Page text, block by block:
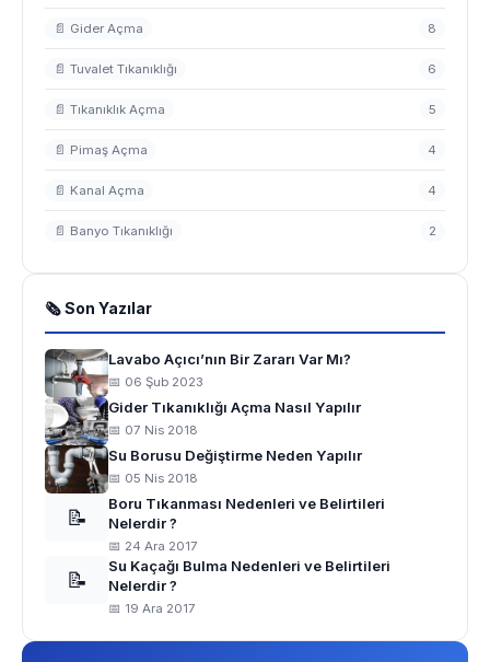
📄 Gider Açma 8
📄 Tuvalet Tıkanıklığı 6
📄 Tıkanıklık Açma 5
📄 Pimaş Açma 4
📄 Kanal Açma 4
📄 Banyo Tıkanıklığı 2
🗞 Son Yazılar
Lavabo Açıcı’nın Bir Zararı Var Mı?
📅 06 Şub 2023
Gider Tıkanıklığı Açma Nasıl Yapılır
📅 07 Nis 2018
Su Borusu Değiştirme Neden Yapılır
📅 05 Nis 2018
📝
Boru Tıkanması Nedenleri ve Belirtileri
Nelerdir ?
📅 24 Ara 2017
📝
Su Kaçağı Bulma Nedenleri ve Belirtileri
Nelerdir ?
📅 19 Ara 2017